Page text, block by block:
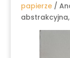
papierze/